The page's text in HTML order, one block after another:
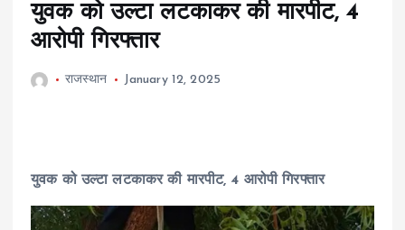
युवक को उल्टा लटकाकर की मारपीट, 4
आरोपी गिरफ्तार
राजस्थान January 12, 2025
युवक को उल्टा लटकाकर की मारपीट, 4 आरोपी गिरफ्तार